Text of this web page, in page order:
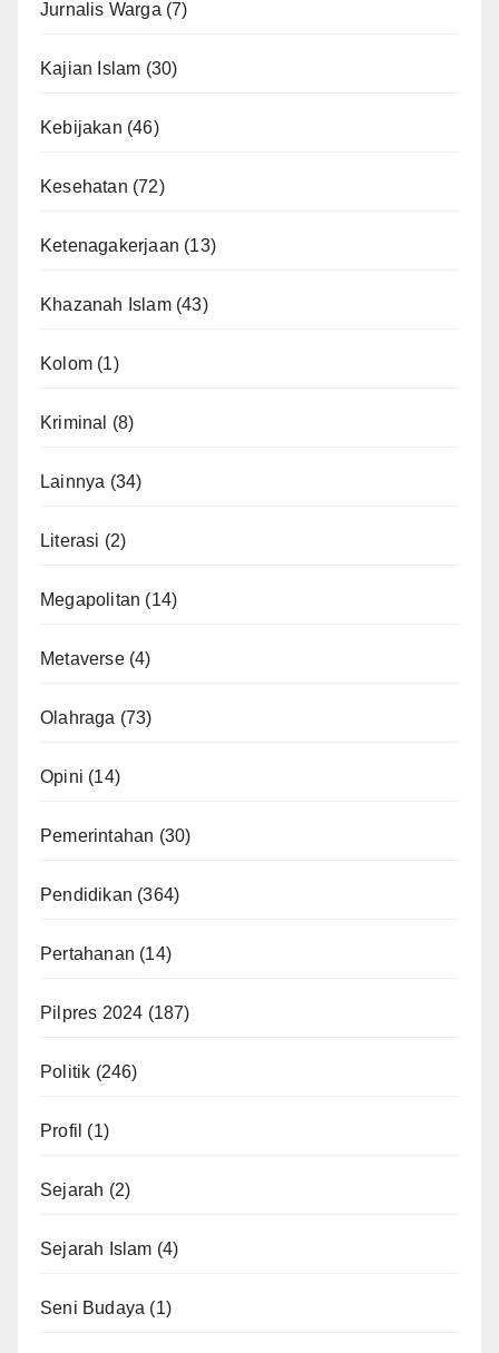
Jurnalis Warga (7)
Kajian Islam (30)
Kebijakan (46)
Kesehatan (72)
Ketenagakerjaan (13)
Khazanah Islam(43)
Kolom (1)
Kriminal (8)
Lainnya (34)
Literasi (2)
Megapolitan (14)
Metaverse(4)
Olahraga (73)
Opini (14)
Pemerintahan (30)
Pendidikan (364)
Pertahanan (14)
Pilpres 2024 (187)
Politik (246)
Profil (1)
Sejarah (2)
Sejarah Islam (4)
Seni Budaya (1)